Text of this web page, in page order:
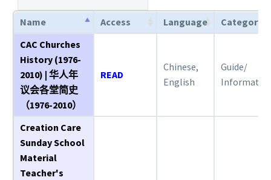
Name Access Language
Category
CAC Churches
History (1976-
2010) | 华人年
议会各堂简史
（1976-2010）
READ
Chinese,
English
Guide/
Creation Care
Sunday School
Material
Teacher's